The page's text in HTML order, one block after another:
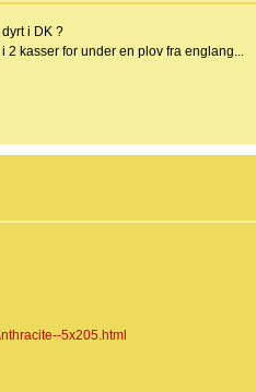
i DK ?
kasser for under en plov fra englang...
5x205.html